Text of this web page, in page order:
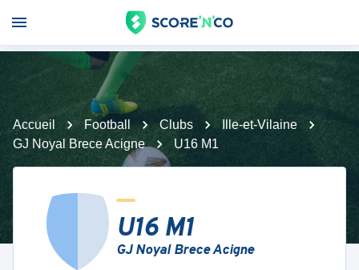
Accueil Football Clubs
Ille-et-Vilaine
GJ Noyal Brece Acigne
U16 M1
U16 M1
GJ Noyal Brece Acigne